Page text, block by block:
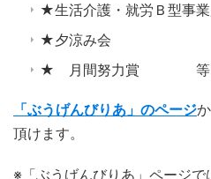
★生活介護・就労Ｂ型事
★夕涼み会
★ 月間努力賞 等
「ぶうげんびりあ」のページ
頂けます。
※「ぶうげんびりあ」ページ